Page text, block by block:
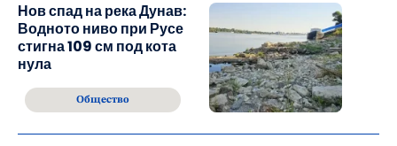
Нов спад на река Дунав:
Водното ниво при Русе
стигна 109 см под кота
нула
Общество